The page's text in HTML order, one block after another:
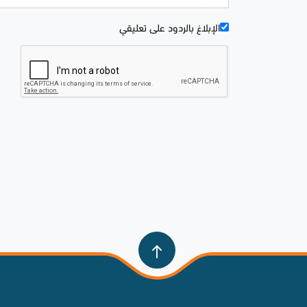
الإبلاغ بالردود علی تعليقي